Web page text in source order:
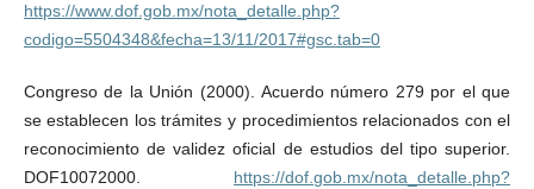
https://www.dof.gob.mx/nota_detalle.php?
codigo=5504348&fecha=13/11/2017#gsc.tab=0
Congreso de la Unión (2000). Acuerdo número 279 por el que
se establecen los trámites y procedimientos relacionados con el
reconocimiento de validez oficial de estudios del tipo superior.
DOF10072000. https://dof.gob.mx/nota_detalle.php?